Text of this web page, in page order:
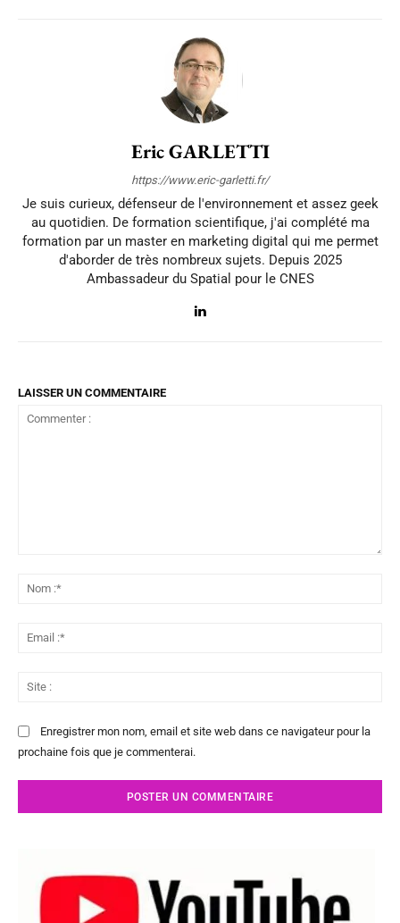
Eric GARLETTI
https://www.eric-garletti.fr/
Je suis curieux, défenseur de l'environnement et assez geek
au quotidien. De formation scientifique, j'ai complété ma
formation par un master en marketing digital qui me permet
d'aborder de très nombreux sujets. Depuis 2025
Ambassadeur du Spatial pour le CNES
LAISSER UN COMMENTAIRE
Enregistrer mon nom, email et site web dans ce navigateur pour la
prochaine fois que je commenterai.